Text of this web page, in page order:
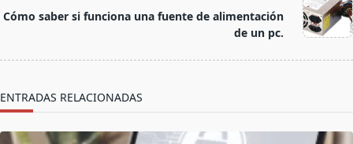
reader-
Cómo saber si funciona una fuente de alimentación
de un pc.
ENTRADAS RELACIONADAS